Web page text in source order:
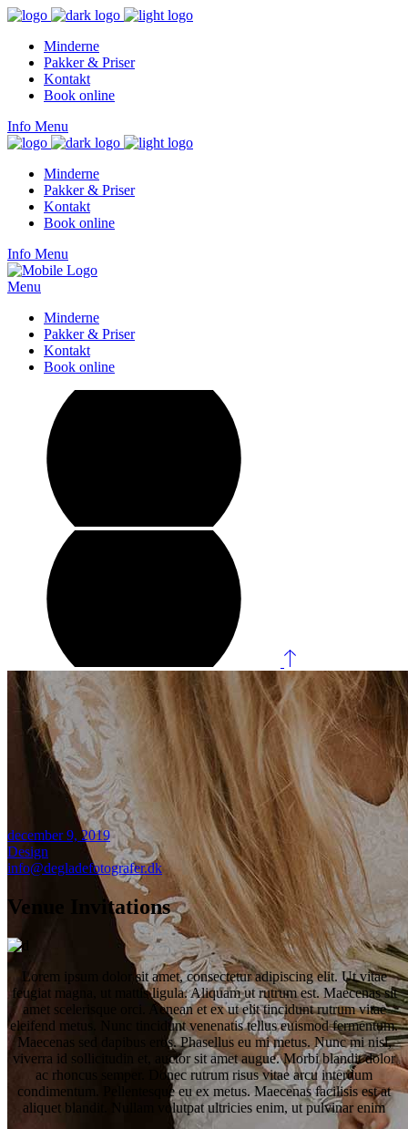
Minderne
Pakker & Priser
Kontakt
Book online
Info Menu
Minderne
Pakker & Priser
Kontakt
Book online
Info Menu
Menu
Minderne
Pakker & Priser
Kontakt
Book online
december 9, 2019
Design
info@degladefotografer.dk
Venue Invitations
Lorem ipsum dolor sit amet, consectetur adipiscing elit. Ut vitae
feugiat magna, ut mattis ligula. Aliquam ut rutrum est. Maecenas sit
amet scelerisque orci. Aenean et ex ut elit tincidunt rutrum vitae
eleifend metus. Nunc tincidunt venenatis tellus euismod fermentum.
Maecenas sed dapibus eros. Phasellus eu mi metus. Nunc mi nisl,
viverra id sollicitudin et, auctor sit amet augue. Morbi blandit dolor
ac rhoncus semper. Donec rutrum risus vitae arcu interdum
condimentum. Pellentesque eu ex metus. Maecenas facilisis est at
aliquet blandit. Nullam volutpat ultricies enim, ut pulvinar enim